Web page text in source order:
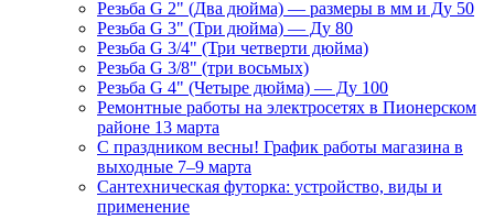
Резьба G 2" (Два дюйма) — размеры в мм и Ду 50
Резьба G 3" (Три дюйма) — Ду 80
Резьба G 3/4" (Три четверти дюйма)
Резьба G 3/8" (три восьмых)
Резьба G 4" (Четыре дюйма) — Ду 100
Ремонтные работы на электросетях в Пионерском
районе 13 марта
С праздником весны! График работы магазина в
выходные 7–9 марта
Сантехническая футорка: устройство, виды и
применение